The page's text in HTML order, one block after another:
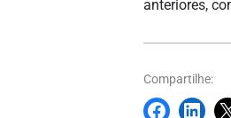
anteriores,
Compartilhe: